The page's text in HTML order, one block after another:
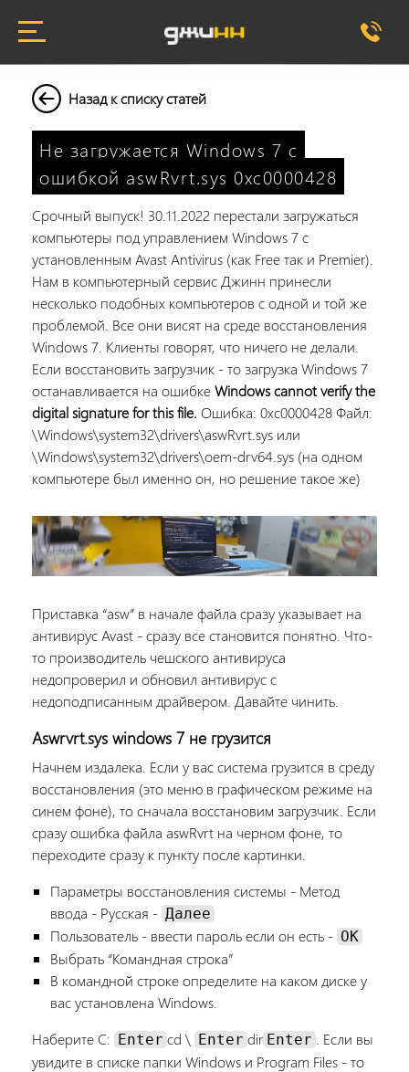
Назад к списку статей
Не загружается Windows 7 с
ошибкой aswRvrt.sys 0xc0000428
Срочный выпуск! 30.11.2022 перестали загружаться
компьютеры под управлением Windows 7 с
установленным Avast Antivirus (как Free так и Premier).
Нам в компьютерный сервис Джинн принесли
несколько подобных компьютеров с одной и той же
проблемой. Все они висят на среде восстановления
Windows 7. Клиенты говорят, что ничего не делали.
Если восстановить загрузчик - то загрузка Windows 7
останавливается на ошибкеWindows cannot verify the
digital signature for this file. Ошибка: 0xc0000428 Файл:
\Windows\system32\drivers\aswRvrt.sys или
\Windows\system32\drivers\oem-drv64.sys (на одном
компьютере был именно он, но решение такое же)
Приставка “asw” в начале файла сразу указывает на
антивирус Avast - сразу все становится понятно. Что-
то производитель чешского антивируса
недопроверил и обновил антивирус с
недоподписанным драйвером. Давайте чинить.
Aswrvrt.sys windows 7 не грузится
Начнем издалека. Если у вас система грузится в среду
восстановления (это меню в графическом режиме на
синем фоне), то сначала восстановим загрузчик. Если
сразу ошибка файла aswRvrt на черном фоне, то
переходите сразу к пункту после картинки.
Параметры восстановления системы - Метод
ввода - Русская - Далее
Пользователь - ввести пароль если он есть - OK
Выбрать “Командная строка”
В командной строке определите на каком диске у
вас установлена Windows.
Наберите C: Enter cd \ Enter dir Enter
. Если вы
увидите в списке папки Windows и Program Files - то